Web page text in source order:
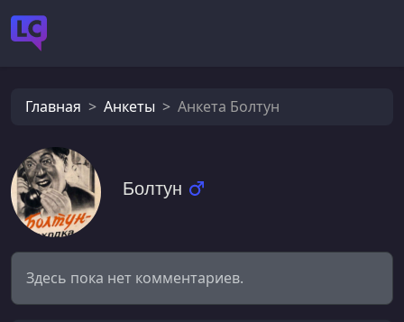
Главная Анкеты Анкета Болтун
Болтун
Здесь пока нет комментариев.